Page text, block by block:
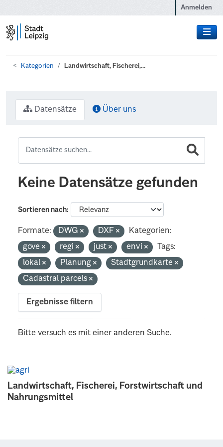
Anmelden
Kategorien Landwirtschaft, Fischerei,...
Landwirtschaft, Fischerei, Forstwirtschaft und
Nahrungsmittel
Datensätze Über uns
Keine Datensätze gefunden
Sortieren nach
Formate: DWG DXF
Kategorien:
gove
regi just envi
Tags:
lokal
Planung
Stadtgrundkarte
Cadastral parcels
Ergebnisse filtern
Bitte versuch es mit einer anderen Suche.